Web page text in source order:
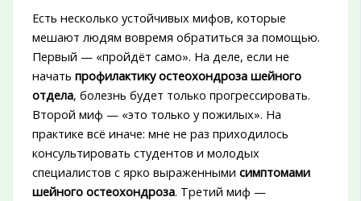
Есть несколько устойчивых мифов, которые
мешают людям вовремя обратиться за помощью.
Первый — «пройдёт само». На деле, если не
начать профилактику остеохондроза шейного
отдела, болезнь будет только прогрессировать.
Второй миф — «это только у пожилых». На
практике всё иначе: мне не раз приходилось
консультировать студентов и молодых
специалистов с ярко выраженными симптомами
шейного остеохондроза. Третий миф —